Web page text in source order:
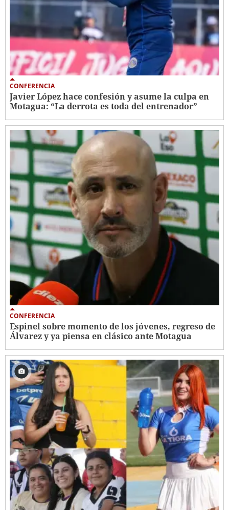
CONFERENCIA
Javier López hace confesión y asume la culpa en
Motagua: “La derrota es toda del entrenador”
CONFERENCIA
Espinel sobre momento de los jóvenes, regreso de
Álvarez y ya piensa en clásico ante Motagua